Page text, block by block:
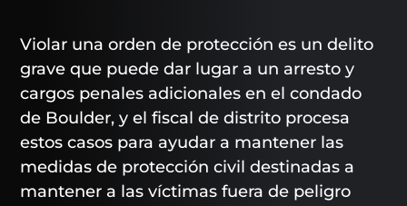
Violar una orden de protección es un delito
grave que puede dar lugar a un arresto y
cargos penales adicionales en el condado
de Boulder, y el fiscal de distrito procesa
estos casos para ayudar a mantener las
medidas de protección civil destinadas a
mantener a las víctimas fuera de peligro